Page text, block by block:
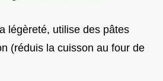
légèreté, utilise des pâtes
(réduis la cuisson au four de